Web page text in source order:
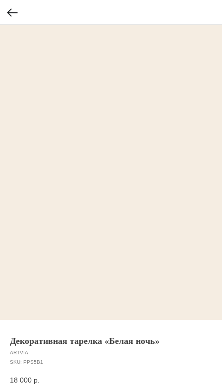
Декоративная тарелка «Белая ночь»
ARTVIA
SKU: PPS5B1
18 000 р.